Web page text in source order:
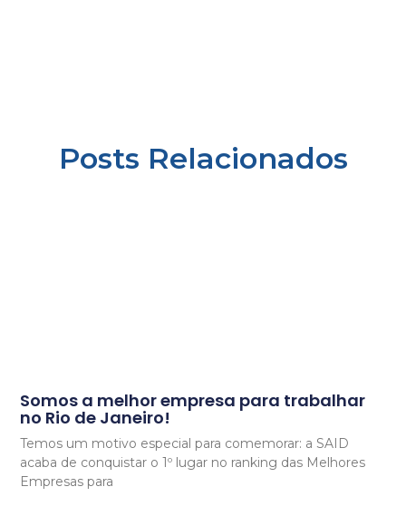
Posts Relacionados
Somos a melhor empresa para trabalhar
no Rio de Janeiro!
Temos um motivo especial para comemorar: a SAID
acaba de conquistar o 1º lugar no ranking das Melhores
Empresas para